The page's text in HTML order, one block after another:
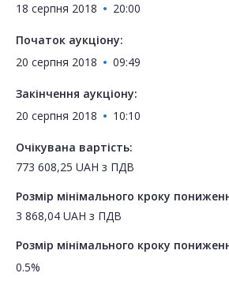
18 серпня 2018
20:00
Початок аукціону:
20 серпня 2018
09:49
Закінчення аукціону:
20 серпня 2018
10:10
Очікувана вартість:
773 608,25 UAH з ПДВ
Розмір мінімального кроку
3 868,04 UAH з ПДВ
Розмір мінімального кроку
0.5%